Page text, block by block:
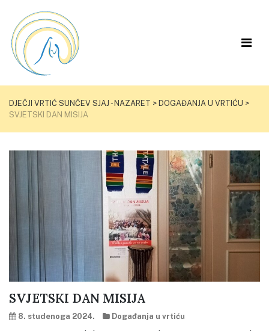
DJEČJI VRTIĆ SUNČEV SJAJ - NAZARET > DOGAĐANJA U VRTIĆU >
SVJETSKI DAN MISIJA
SVJETSKI DAN MISIJA
8. studenoga 2024. Događanja u vrtiću